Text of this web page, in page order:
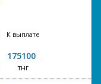
К выплате
175100
тнг